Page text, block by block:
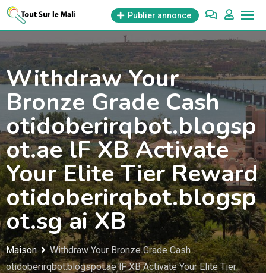
Aller
contenu
Publier annonce
Withdraw Your
Bronze Grade Cash
otidoberirqbot.blogsp
ot.ae lF XB Activate
Your Elite Tier Reward
otidoberirqbot.blogsp
ot.sg ai XB
Maison
Withdraw Your Bronze Grade Cash
otidoberirqbot.blogspot.ae lF XB Activate Your Elite Tier